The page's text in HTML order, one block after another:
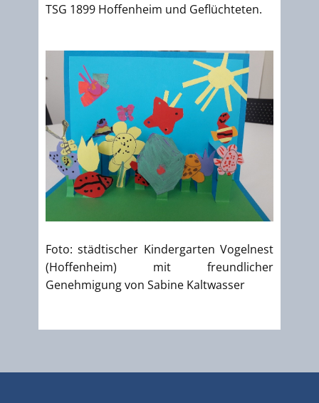
TSG 1899 Hoffenheim und Geflüchteten.
Foto: städtischer Kindergarten Vogelnest
(Hoffenheim) mit freundlicher
Genehmigung von Sabine Kaltwasser